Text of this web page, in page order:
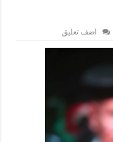
اضف تعليق